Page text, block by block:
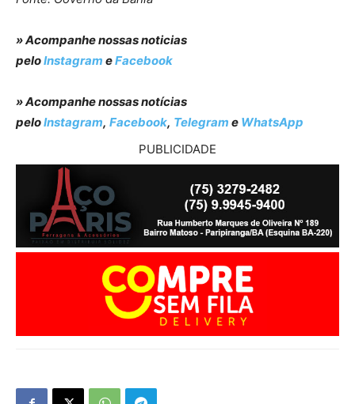
» Acompanhe nossas noticias
peloInstagram eFacebook
» Acompanhe nossas notícias
peloInstagram, Facebook, Telegram e WhatsApp
PUBLICIDADE